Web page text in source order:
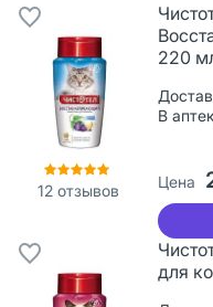
12 отзывов
220
В
Цена
для